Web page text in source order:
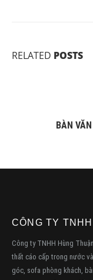
RELATED POSTS
BÀN
CÔNG TY
Công ty TNHH Hùng
thất cáo cấp trong nước
góc, sofa phòng khách,